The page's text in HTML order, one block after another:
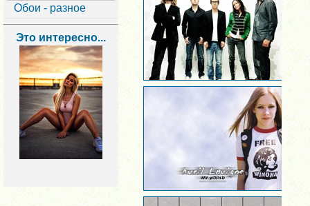
Обои - разное
Это интересно...